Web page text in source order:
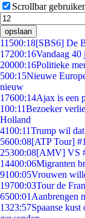
Scrollbar
opslaan
11500:18[SBS6] De
17200:16Vandaag 40
20000:16Politieke
500:15Nieuwe
nieuw
17600:14Ajax is een
100:11Bezoeker
Holland
4100:11Trump wil
5600:08[ATP Tour]
25300:08[AMV] VS
14400:06Migranten
9100:05Vrouwen
19700:03Tour de
6500:01 Aanbrengen
1323:57Spaanse